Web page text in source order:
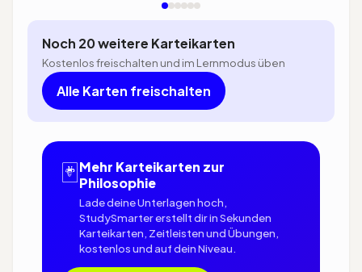
Noch 20 weitere Karteikarten
Kostenlos freischalten und im Lernmodus üben
Alle Karten freischalten
🃏Mehr Karteikarten zur
Philosophie
Lade deine Unterlagen hoch,
StudySmarter erstellt dir in Sekunden
Karteikarten, Zeitleisten und Übungen,
kostenlos und auf dein Niveau.